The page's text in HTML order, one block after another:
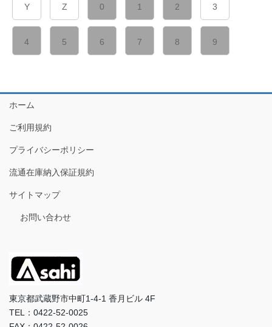
Y Z 0 1 2 3
4 5 6 7 8 9
ホーム
ご利用規約
プライバシーポリシー
流通在庫納入保証規約
サイトマップ
お問い合わせ
東京都武蔵野市中町1-4-1 香月ビル 4F
TEL：0422-52-0025